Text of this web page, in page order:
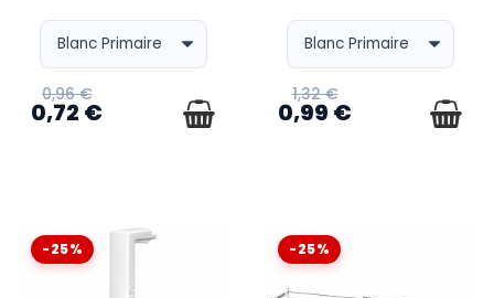
0,96 €
0,72 €
1,32 €
0,99 €
-25% -25%